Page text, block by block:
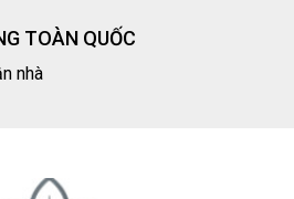
DM14-5, Điểm TTCN làng nghề dệt
TOÀN QUỐC
nhà